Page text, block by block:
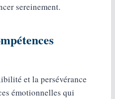
sereinement.
et la persévérance
émotionnelles qui